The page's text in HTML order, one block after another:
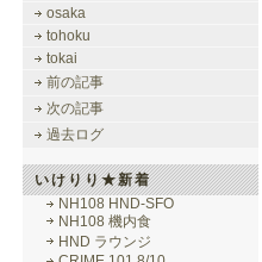
osaka
tohoku
tokai
前の記事
次の記事
過去ログ
いけりり★新着
NH108 HND-SFO
NH108 機内食
HND ラウンジ